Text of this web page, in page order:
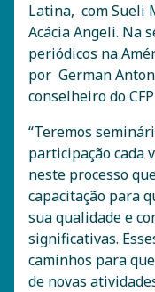
Latina, com Sueli
Acácia Angeli. Na
periódicos na
por German
conselheiro do
“Teremos
participação cada
neste processo
capacitação para
sua qualidade e
significativas.
caminhos para
de novas